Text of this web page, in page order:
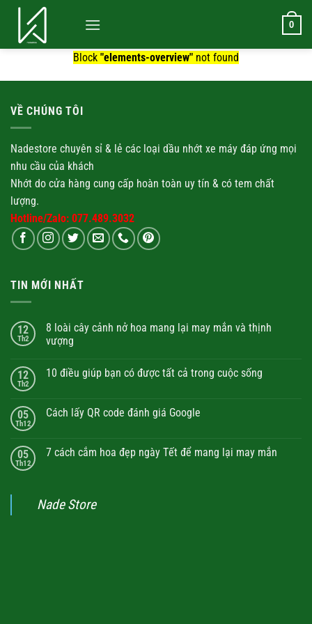
0
Block "elements-overview" not found
VỀ CHÚNG TÔI
Nadestore chuyên sỉ & lẻ các loại dầu nhớt xe máy đáp ứng mọi
nhu cầu của khách
Nhớt do cửa hàng cung cấp hoàn toàn uy tín & có tem chất
lượng.
Hotline/Zalo: 077.489.3032
TIN MỚI NHẤT
12
Th2
8 loài cây cảnh nở hoa mang lại may mắn và thịnh
vượng
12
Th2
10 điều giúp bạn có được tất cả trong cuộc sống
05
Th12
Cách lấy QR code đánh giá Google
05
Th12
7 cách cắm hoa đẹp ngày Tết để mang lại may mắn
Nade Store